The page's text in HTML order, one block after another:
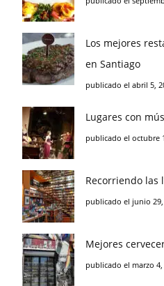
Los mejores
en Santiago
publicado el abril 5,
Lugares con
publicado el octubre
Recorriendo las
publicado el junio 29,
Mejores
publicado el marzo 4,